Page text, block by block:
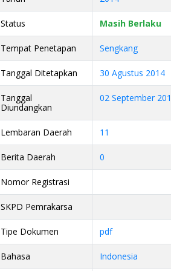
Status Masih Berlaku
Tempat Penetapan Sengkang
Tanggal Ditetapkan 30 Agustus 2014
Tanggal
Diundangkan
02 September
Lembaran Daerah 11
Berita Daerah 0
Nomor Registrasi
SKPD Pemrakarsa
Tipe Dokumen pdf
Bahasa Indonesia